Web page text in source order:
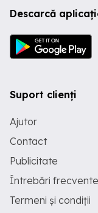
Descarcă
Suport clienți
Ajutor
Contact
Publicitate
Întrebări frecvente
Termeni și condiții